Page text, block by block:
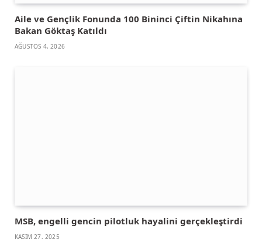
Aile ve Gençlik Fonunda 100 Bininci Çiftin Nikahına
Bakan Göktaş Katıldı
AĞUSTOS 4, 2026
MSB, engelli gencin pilotluk hayalini gerçekleştirdi
KASIM 27, 2025